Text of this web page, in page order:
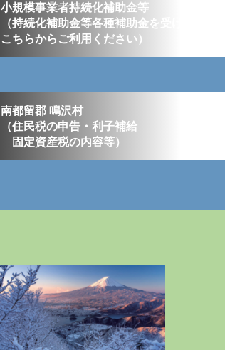
小規模事業者持続化補助金等
（持続化補助金等各種補助金を受けたい方は
こちらからご利用ください）
南都留郡 鳴沢村
（住民税の申告・利子補給
固定資産税の内容等）